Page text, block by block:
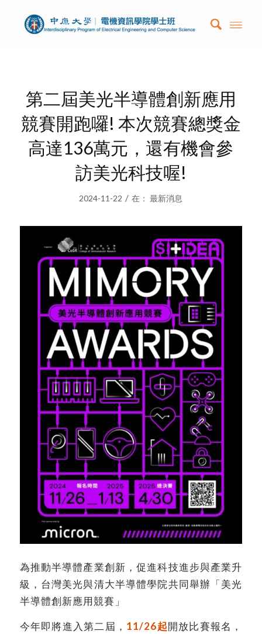
第二屆美光半導體創新應用
競賽開跑囉! 本次競賽總獎金
高達136萬元，還有機會參
訪美光科技喔!
2024-11-22 / 在：最新消息
為推動半導體產業創新，促進科技進步與產業升
級，台灣美光與清大半導體學院共同舉辦「美光
半導體創新應用競賽」
今年即將進入第二屆， 11/26起開放比賽報名，